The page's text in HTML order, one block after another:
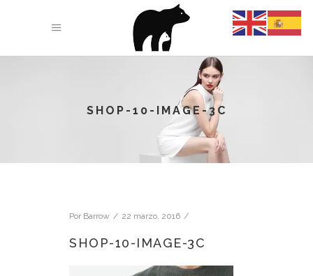
SHOP-10-IMAGE-3C
Por Barrow 22 marzo, 2016
SHOP-10-IMAGE-3C